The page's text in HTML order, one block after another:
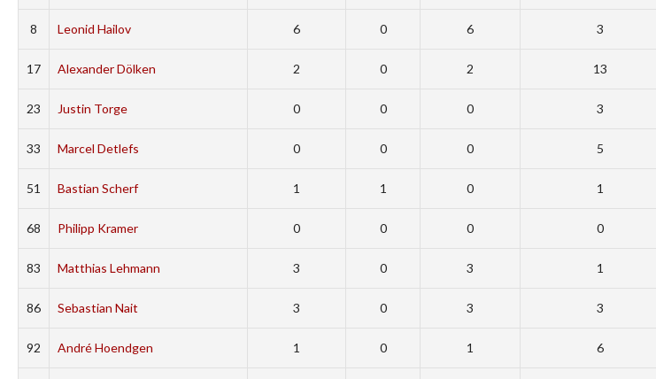
8 Leonid Hailov 6 0 6 3
17 Alexander Dölken 2 0 2 13
23 Justin Torge 0 0 0 3
33 Marcel Detlefs 0 0 0 5
51 Bastian Scherf 1 1 0 1
68 Philipp Kramer 0 0 0 0
83 Matthias Lehmann 3 0 3 1
86 Sebastian Nait 3 0 3 3
92 André Hoendgen 1 0 1 6